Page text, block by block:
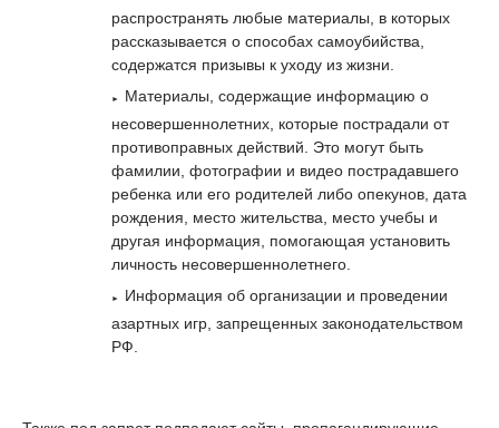
распространять любые материалы, в которых
рассказывается о способах самоубийства,
содержатся призывы к уходу из жизни.
Материалы, содержащие информацию о
несовершеннолетних, которые пострадали от
противоправных действий. Это могут быть
фамилии, фотографии и видео пострадавшего
ребенка или его родителей либо опекунов, дата
рождения, место жительства, место учебы и
другая информация, помогающая установить
личность несовершеннолетнего.
Информация об организации и проведении
азартных игр, запрещенных законодательством
РФ.